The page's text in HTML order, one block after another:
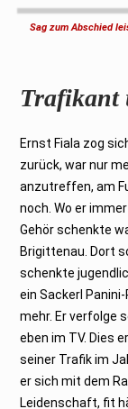
Sag zum Abschied
Trafikant
Ernst Fiala zog
zurück, war nur
anzutreffen, am
noch. Wo er
Gehör schenkte
Brigittenau. Dort
schenkte
ein Sackerl
mehr. Er verfolge
eben im TV. Dies
seiner Trafik im
er sich mit dem
Leidenschaft, fit